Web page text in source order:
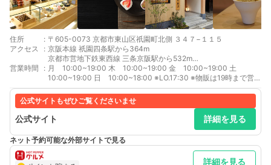
住所 : 〒605-0073 京都市東山区祇園町北側 ３４７−１１５
アクセス
: 京阪本線 祇園四条駅から364m
京都市営地下鉄東西線 三条京阪駅から532m
京阪本線 三条駅から577m
京阪鴨東線 三条駅から577m
阪急京都本線 河原町駅から582m
営業時間 : 月 10:00~19:00 木 10:00~19:00 金 10:00~19:00 土
10:00~19:00 日 10:00~18:00 ※LO.17:30 ※物販は19時まで営業
(日祝は18時迄）
公式サイトもぜひご覧くださいませ
公式サイト 詳細を見る
ネット予約可能な外部サイトで見る
詳細を見る